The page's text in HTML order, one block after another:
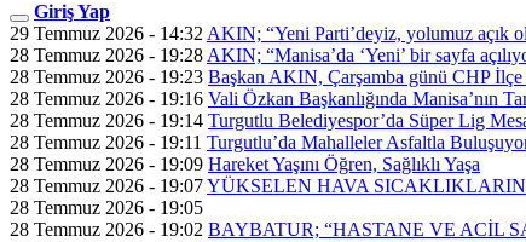
Giriş Yap
29 Temmuz 2026 - 14:32 AKIN; “Yeni Parti’deyiz, yolumuz açık
28 Temmuz 2026 - 19:28 AKIN; “Manisa’da ‘Yeni’ bir sayfa
28 Temmuz 2026 - 19:23 Başkan AKIN, Çarşamba günü CHP
28 Temmuz 2026 - 19:16 Vali Özkan Başkanlığında Manisa’nın
28 Temmuz 2026 - 19:14 Turgutlu Belediyespor’da Süper Lig
28 Temmuz 2026 - 19:11 Turgutlu’da Mahalleler Asfaltla
28 Temmuz 2026 - 19:09 Hareket Yaşını Öğren, Sağlıklı Yaşa
28 Temmuz 2026 - 19:07YÜKSELEN HAVA
28 Temmuz 2026 - 19:05
28 Temmuz 2026 - 19:02 BAYBATUR; “HASTANE VE ACİL